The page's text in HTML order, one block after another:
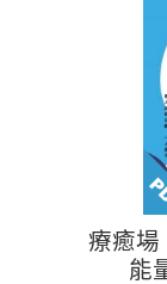
療癒場
能